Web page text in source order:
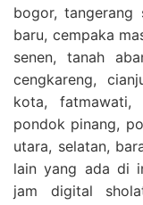
bogor, tangerang
baru, cempaka
senen, tanah
cengkareng,
kota, fatmawati,
pondok pinang,
utara, selatan,
lain yang ada di
jam digital